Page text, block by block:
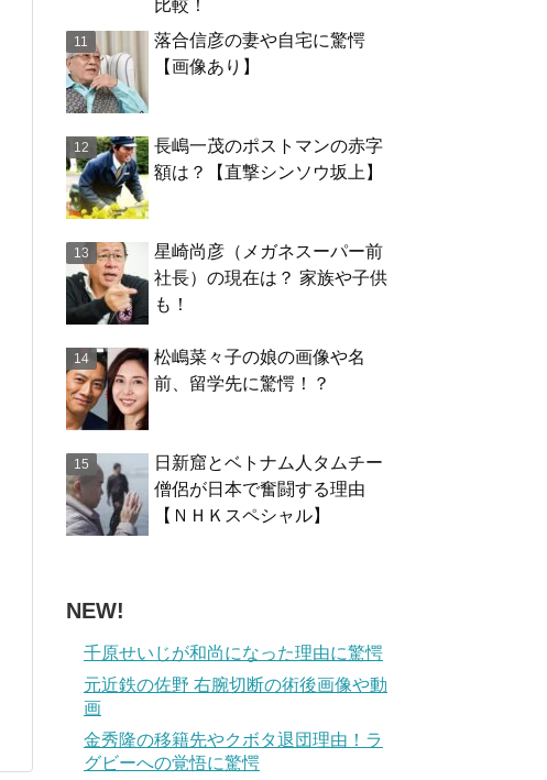
比較！
落合信彦の妻や自宅に驚愕
【画像あり】
長嶋一茂のポストマンの赤字
額は？【直撃シンソウ坂上】
星崎尚彦（メガネスーパー前
社長）の現在は？ 家族や子供
も！
松嶋菜々子の娘の画像や名
前、留学先に驚愕！？
日新窟とベトナム人タムチー
僧侶が日本で奮闘する理由
【ＮＨＫスペシャル】
NEW!
千原せいじが和尚になった理由に驚愕
元近鉄の佐野 右腕切断の術後画像や動
画
金秀隆の移籍先やクボタ退団理由！ラ
グビーへの覚悟に驚愕